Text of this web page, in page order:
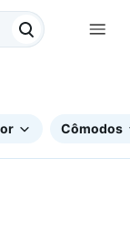
Cômodos